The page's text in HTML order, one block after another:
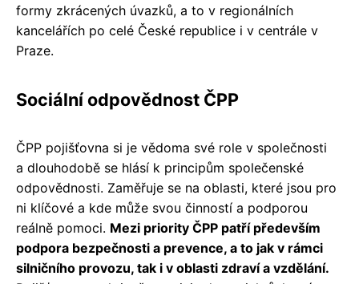
formy zkrácených úvazků, a to v regionálních
kancelářích po celé České republice i v centrále v
Praze.
Sociální odpovědnost ČPP
ČPP pojišťovna si je vědoma své role v společnosti
a dlouhodobě se hlásí k principům společenské
odpovědnosti. Zaměřuje se na oblasti, které jsou pro
ni klíčové a kde může svou činností a podporou
reálně pomoci. Mezi priority ČPP patří především
podpora bezpečnosti a prevence, a to jak v rámci
silničního provozu, tak i v oblasti zdraví a vzdělání.